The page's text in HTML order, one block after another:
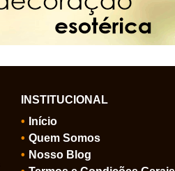
INSTITUCIONAL
Início
Quem Somos
Nosso Blog